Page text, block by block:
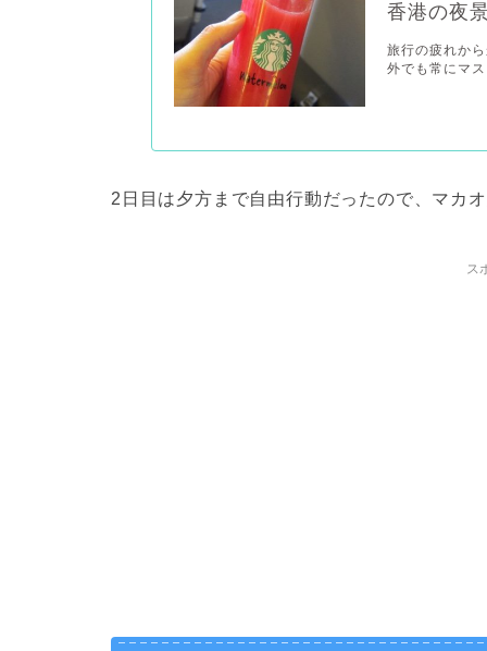
香港の夜
旅行の疲れか
外でも常にマ
2日目は夕方まで自由行動だったので、マ
ス